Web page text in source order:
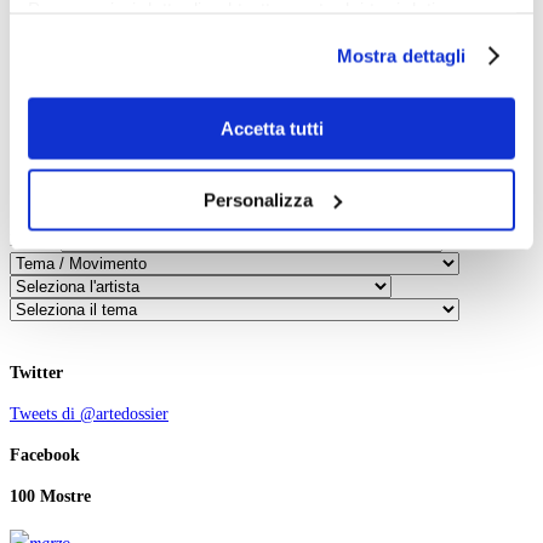
scelte privacy sui cookie, ti invitiamo a prendere visione
dell’informativa cookie.
Chiudendo il banner tramite la “X” prosegui la
navigazione senza alcuna profilazione e con installazione
il tuo consenso alla profilazione che potrai revocare in
Mostra dettagli
Accetta tutti
Personalizza
X
Person:
Twitter
Tweets di @artedossier
Facebook
100 Mostre